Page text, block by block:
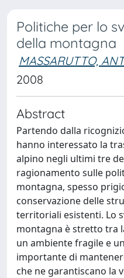
Politiche per lo
della montagna
MASSARUTTO,
2008
Abstract
Partendo dalla
hanno interessato la
alpino negli ultimi tre
ragionamento sulle
montagna, spesso
conservazione delle
territoriali esistenti. Lo
montagna è stretto tra
un ambiente fragile e
importante di
che ne garantiscano la